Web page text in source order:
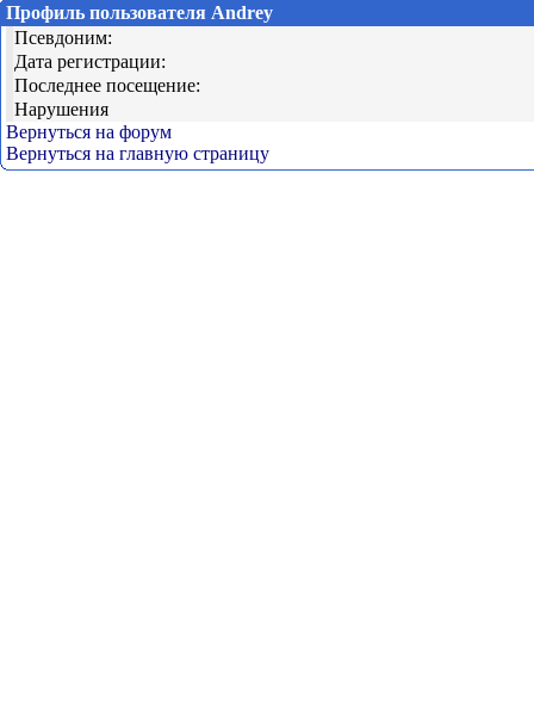
Профиль пользователя Andrey
Псевдоним:
Дата регистрации:
Последнее посещение:
Нарушения
Вернуться на форум
Вернуться на главную страницу